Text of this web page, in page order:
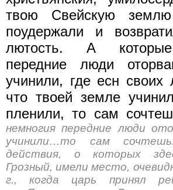
твою Свейскую
поудержали и
лютость. А
передние люди
учинили, где есн
что твоей земле
пленили, то сам
немногия передние люди
учинили…то сам
действия, о которых
Грозный, имели место,
г., когда царь принял